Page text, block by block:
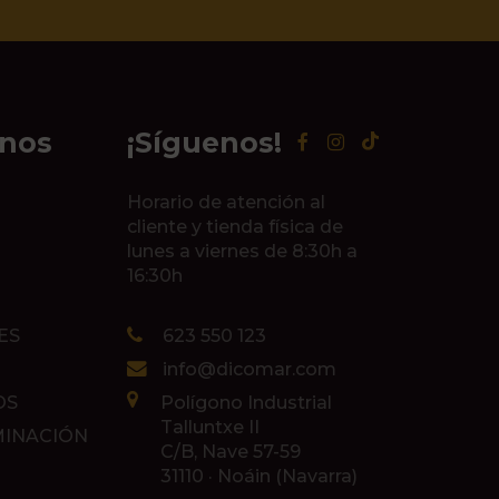
¡Síguenos!
Horario de atención al
cliente y tienda física de
lunes a viernes de 8:30h a
16:30h
623 550 123
info@dicomar.com
Polígono Industrial
Talluntxe II
C/B, Nave 57-59
31110 · Noáin (Navarra)